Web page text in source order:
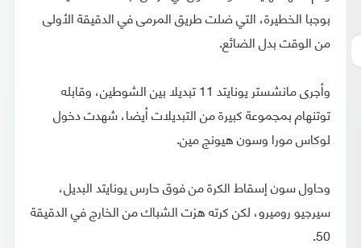
بوجبا الخطيرة، التي ضلت طريق المرمى في الدقيقة الأولى
من الوقت بدل الضائع.
وأجرى مانشستر يونايتد 11 تبديلا بين الشوطين، وقابله
توتنهام بمجموعة كبيرة من التبديلات أيضا، شهدت دخول
لوكاس مورا وسون هيونج مين.
وحاول سون إسقاط الكرة من فوق حارس يونايتد البديل،
سيرجيو روميرو، لكن كرته هزت الشباك من الخارج في الدقيقة
50.